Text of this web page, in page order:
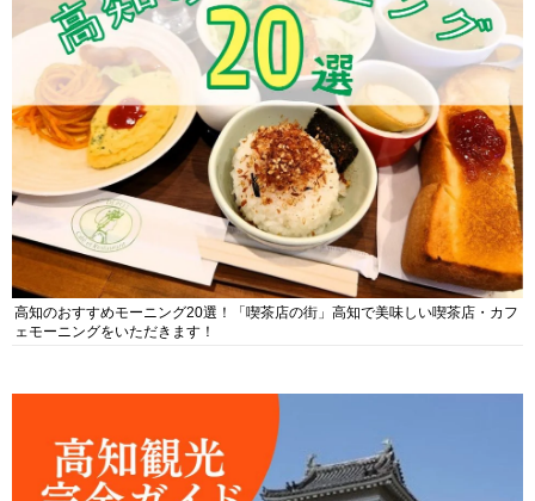
高知のおすすめモーニング20選！「喫茶店の街」高知で美味しい喫茶店・カフ
ェモーニングをいただきます！